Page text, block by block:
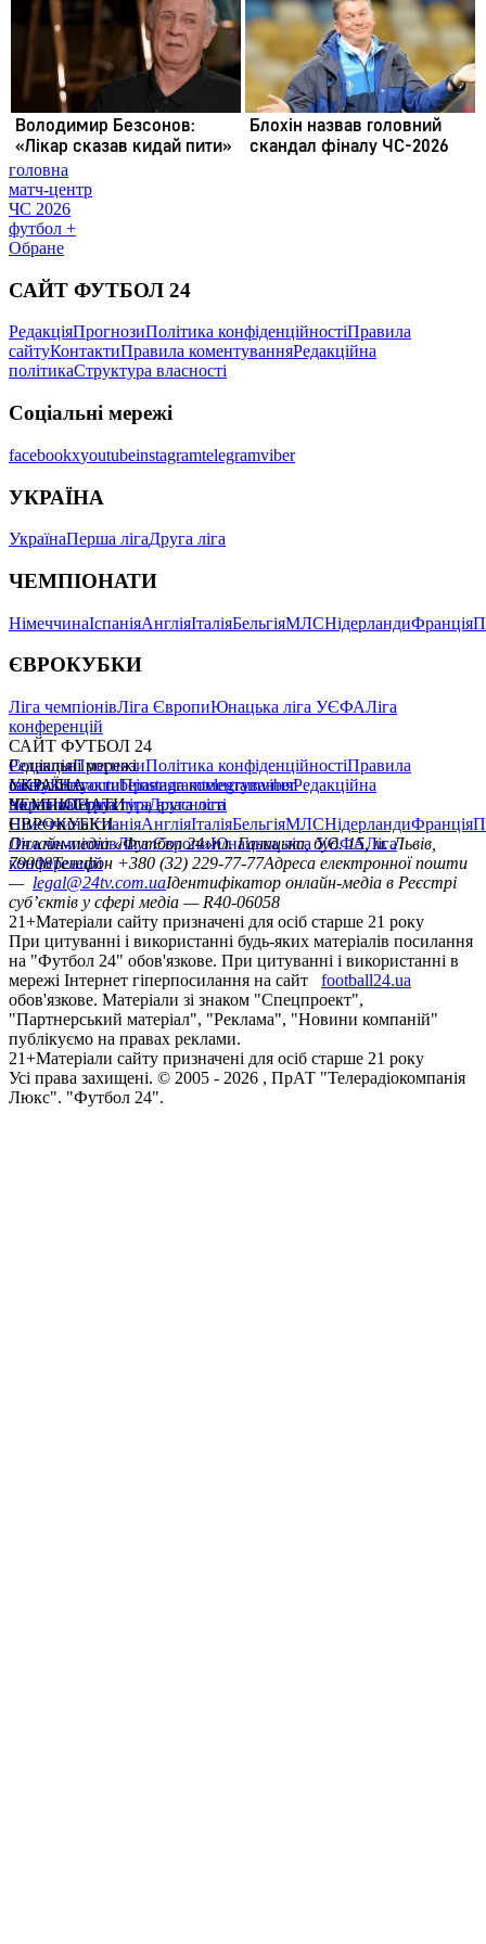
головна
матч-центр
ЧС 2026
футбол +
Обране
САЙТ ФУТБОЛ 24
РедакціяПрогнозиПолітика конфіденційностіПравила
сайтуКонтактиПравила коментуванняРедакційна
політикаСтруктура власності
Соціальні мережі
facebookxyoutubeinstagramtelegramviber
УКРАЇНА
УкраїнаПерша лігаДруга ліга
ЧЕМПІОНАТИ
НімеччинаІспаніяАнгліяІталіяБельгіяМЛСНідерландиФранція
ЄВРОКУБКИ
Ліга чемпіонівЛіга ЄвропиЮнацька ліга УЄФАЛіга
конференцій
САЙТ ФУТБОЛ 24
РедакціяПрогнозиПолітика конфіденційностіПравила
сайтуКонтактиПравила коментуванняРедакційна
політикаСтруктура власності
Соціальні мережі
facebookxyoutubeinstagramtelegramviber
УКРАЇНА
УкраїнаПерша лігаДруга ліга
ЧЕМПІОНАТИ
НімеччинаІспаніяАнгліяІталіяБельгіяМЛСНідерландиФранція
ЄВРОКУБКИ
Ліга чемпіонівЛіга ЄвропиЮнацька ліга УЄФАЛіга
конференцій
Онлайн-медіа «Футбол 24»пл. Галицька, буд. 15, м. Львів,
79008Телефон +380 (32) 229-77-77Адреса електронної пошти
— legal@24tv.com.uaІдентифікатор онлайн-медіа в Реєстрі
суб’єктів у сфері медіа — R40-06058
21+Матеріали сайту призначені для осіб старше 21 року
При цитуванні і використанні будь-яких матеріалів посилання
на "Футбол 24" обов'язкове. При цитуванні і використанні в
мережі Інтернет гіперпосилання на сайт
football24.ua
обов'язкове. Матеріали зі знаком "Спецпроект",
"Партнерський матеріал", "Реклама", "Новини компаній"
публікуємо на правах реклами.
21+Матеріали сайту призначені для осіб старше 21 року
Усi права захищенi. © 2005 - 2026 , ПрАТ "Телерадіокомпанія
Люкс". "Футбол 24".